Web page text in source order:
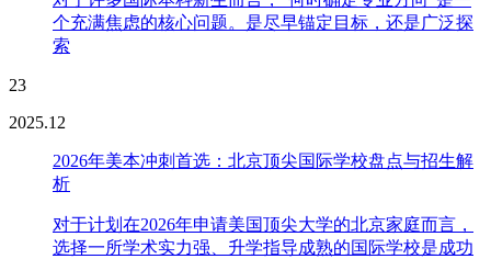
个充满焦虑的核心问题。是尽早锚定目标，还是广泛探
索
23
2025.12
2026年美本冲刺首选：北京顶尖国际学校盘点与招生解
析
对于计划在2026年申请美国顶尖大学的北京家庭而言，
选择一所学术实力强、升学指导成熟的国际学校是成功